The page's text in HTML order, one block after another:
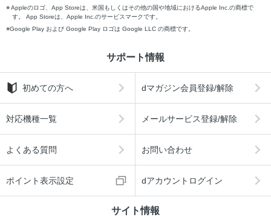
Appleのロゴ、App Storeは、米国もしくはその他の国や地域におけるApple Inc.の商標で
す。 App Storeは、Apple Inc.のサービスマークです。
Google Play および Google Play ロゴは Google LLC の商標です。
サポート情報
初めての方へ dマガジン会員登録/解除
対応機種一覧 メールサービス登録/解除
よくある質問 お問い合わせ
ポイント表示設定 dアカウントログイン
サイト情報